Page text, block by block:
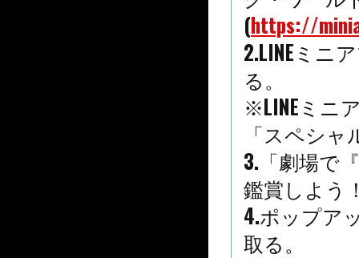
(https://
2.LINEミニ
る。
※LINEミニ
「スペシ
3.「劇場で
鑑賞しよう
4.ポップア
取る。